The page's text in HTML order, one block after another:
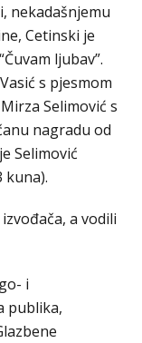
nekadašnjemu
Cetinski je
ljubav”.
s pjesmom
Selimović s
nagradu od
Selimović
kuna).
a vodili
i
publika,